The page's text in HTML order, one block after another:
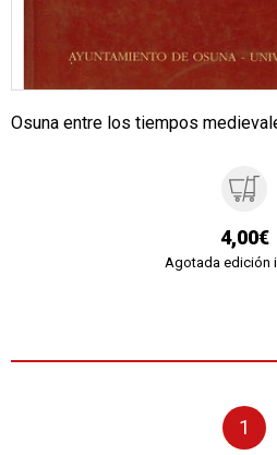
Osuna entre los tiempos
4,00€
Agotada edición
1